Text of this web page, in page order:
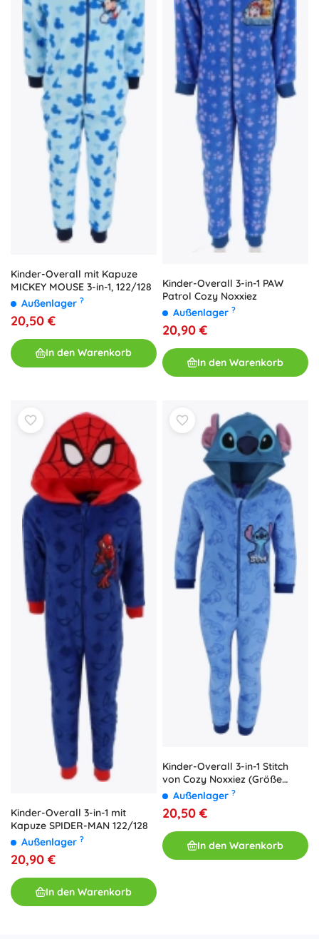
Kinder-Overall mit Kapuze
MICKEY MOUSE 3-in-1, 122/128
Außenlager ?
20,50 €
In den Warenkorb
Kinder-Overall 3-in-1 PAW
Patrol Cozy Noxxiez
Außenlager ?
20,90 €
In den Warenkorb
Kinder-Overall 3-in-1 mit
Kapuze SPIDER-MAN 122/128
Außenlager ?
20,90 €
In den Warenkorb
Kinder-Overall 3-in-1 Stitch
von Cozy Noxxiez (Größe
122/128)
Außenlager ?
20,50 €
In den Warenkorb